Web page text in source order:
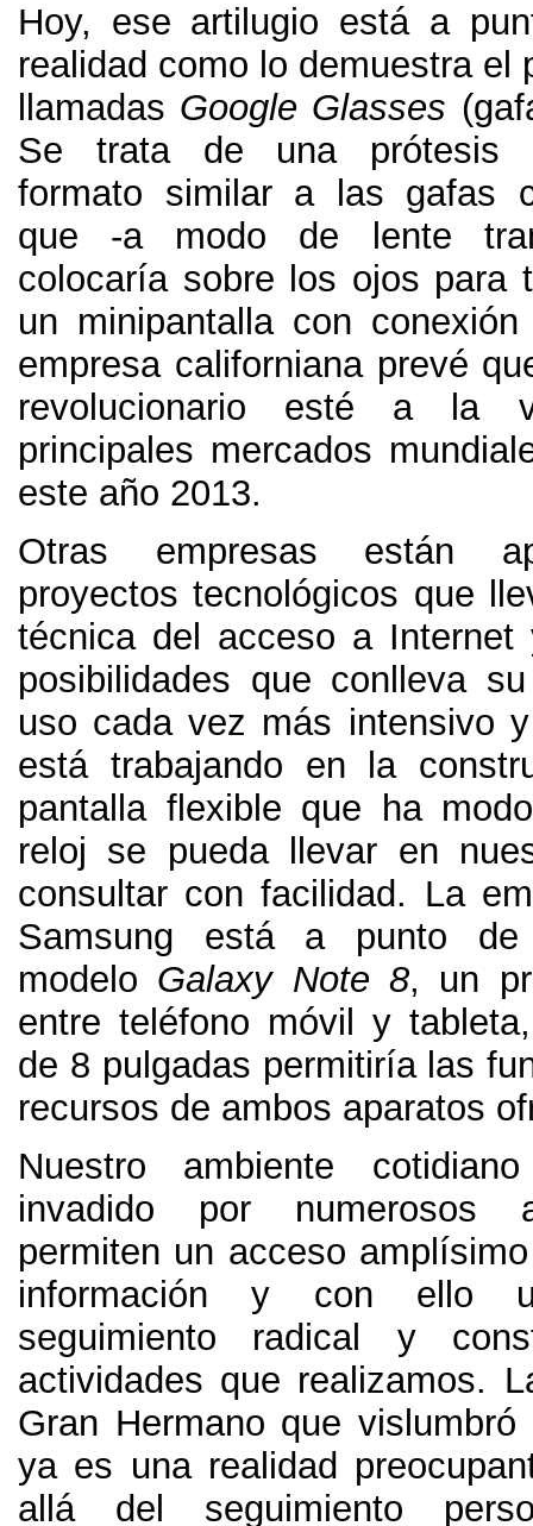
Hoy, ese artilugio está a
realidad como lo demuestra el
llamadas Google Glasses (
Se trata de una prótesis
formato similar a las gafas
que -a modo de lente
colocaría sobre los ojos para
un minipantalla con
empresa californiana prevé
revolucionario esté a la
principales mercados
este año 2013.
Otras empresas están
proyectos tecnológicos que
técnica del acceso a Internet
posibilidades que conlleva
uso cada vez más intensivo
está trabajando en la
pantalla flexible que ha
reloj se pueda llevar en
consultar con facilidad. La
Samsung está a punto de
modelo Galaxy Note 8, un
entre teléfono móvil y tableta
de 8 pulgadas permitiría las
recursos de ambos aparatos
Nuestro ambiente
invadido por numerosos
permiten un acceso
información y con ello
seguimiento radical y
actividades que realizamos.
Gran Hermano que vislumbró
ya es una realidad
allá del seguimiento